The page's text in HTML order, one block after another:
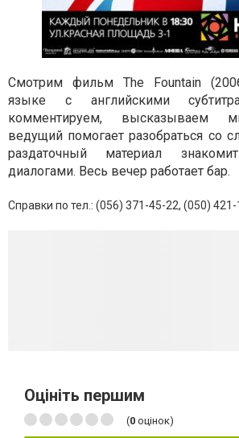
Смотрим фильм The Fountain
языке с английскими
комментируем, высказываем
ведущий помогает разобраться со
раздаточный материал
диалогами. Весь вечер работает бар.
Справки по тел.: (056) 371-45-22, (050) 421-
Оцініть першим
(0 оцінок)